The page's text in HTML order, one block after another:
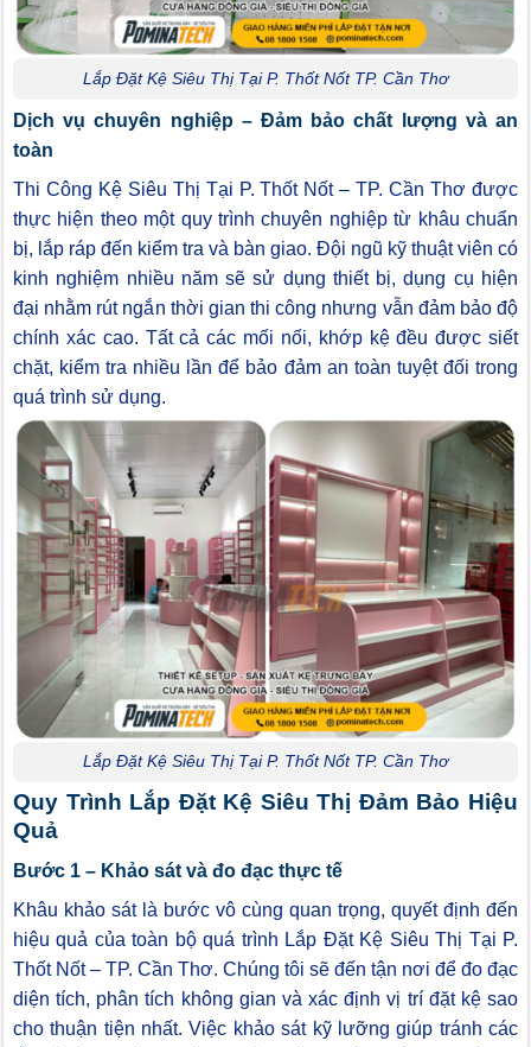
Lắp Đặt Kệ Siêu Thị Tại P. Thốt Nốt TP. Cần Thơ
Dịch vụ chuyên nghiệp – Đảm bảo chất lượng và an
toàn
Thi Công Kệ Siêu Thị Tại P. Thốt Nốt – TP. Cần Thơ được
thực hiện theo một quy trình chuyên nghiệp từ khâu chuẩn
bị, lắp ráp đến kiểm tra và bàn giao. Đội ngũ kỹ thuật viên có
kinh nghiệm nhiều năm sẽ sử dụng thiết bị, dụng cụ hiện
đại nhằm rút ngắn thời gian thi công nhưng vẫn đảm bảo độ
chính xác cao. Tất cả các mối nối, khớp kệ đều được siết
chặt, kiểm tra nhiều lần để bảo đảm an toàn tuyệt đối trong
quá trình sử dụng.
Lắp Đặt Kệ Siêu Thị Tại P. Thốt Nốt TP. Cần Thơ
Quy Trình Lắp Đặt Kệ Siêu Thị Đảm Bảo Hiệu
Quả
Bước 1 – Khảo sát và đo đạc thực tế
Khâu khảo sát là bước vô cùng quan trọng, quyết định đến
hiệu quả của toàn bộ quá trình Lắp Đặt Kệ Siêu Thị Tại P.
Thốt Nốt – TP. Cần Thơ. Chúng tôi sẽ đến tận nơi để đo đạc
diện tích, phân tích không gian và xác định vị trí đặt kệ sao
cho thuận tiện nhất. Việc khảo sát kỹ lưỡng giúp tránh các